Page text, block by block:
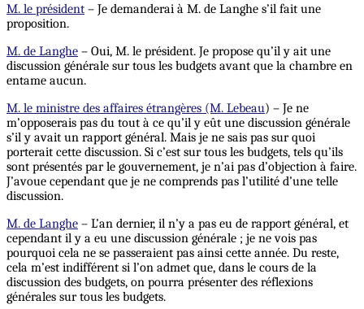
M. le président – Je demanderai à M. de Langhe s’il fait une
proposition.
M. de Langhe – Oui, M. le président. Je propose qu’il y ait une
discussion générale sur tous les budgets avant que la chambre en
entame aucun.
M. le ministre des affaires étrangères (M. Lebeau) – Je ne
m’opposerais pas du tout à ce qu’il y eût une discussion générale
s’il y avait un rapport général. Mais je ne sais pas sur quoi
porterait cette discussion. Si c’est sur tous les budgets, tels qu’ils
sont présentés par le gouvernement, je n’ai pas d’objection à faire.
J’avoue cependant que je ne comprends pas l’utilité d’une telle
discussion.
M. de Langhe – L’an dernier, il n’y a pas eu de rapport général, et
cependant il y a eu une discussion générale ; je ne vois pas
pourquoi cela ne se passeraient pas ainsi cette année. Du reste,
cela m’est indifférent si l’on admet que, dans le cours de la
discussion des budgets, on pourra présenter des réflexions
générales sur tous les budgets.